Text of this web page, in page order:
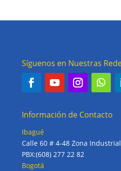
Síguenos en Nuestras
Información de Contacto
Ibagué
Calle 60 # 4-48 Zona Industrial
PBX:(608) 277 22 82
Bogotá